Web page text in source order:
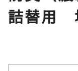
詰替用